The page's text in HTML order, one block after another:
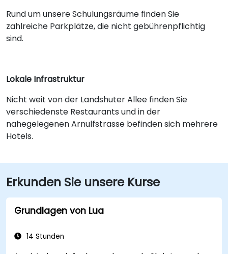
Rund um unsere Schulungsräume finden Sie
zahlreiche Parkplätze, die nicht gebührenpflichtig
sind.
Lokale Infrastruktur
Nicht weit von der Landshuter Allee finden Sie
verschiedenste Restaurants und in der
nahegelegenen Arnulfstrasse befinden sich mehrere
Hotels.
Erkunden Sie unsere Kurse
Grundlagen von Lua
14 Stunden